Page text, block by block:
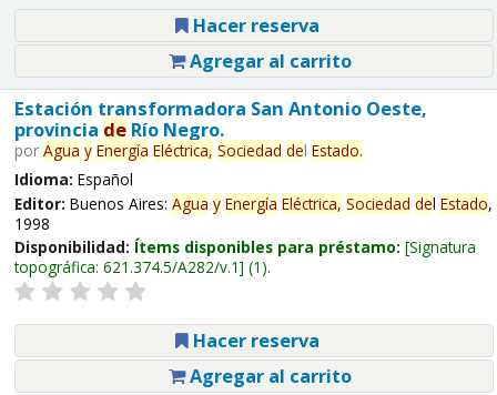
Hacer reserva
Agregar al carrito
Estación transformadora San Antonio Oeste,
provincia deRío Negro.
por Agua y Energía Eléctrica, Sociedad del Estado.
Idioma: Español
Editor: Buenos Aires: Agua y Energía Eléctrica, Sociedad del Estado,
1998
Disponibilidad: Ítems disponibles para préstamo: Signatura
topográfica: 621.374.5/A282/v.1 (1).
Hacer reserva
Agregar al carrito